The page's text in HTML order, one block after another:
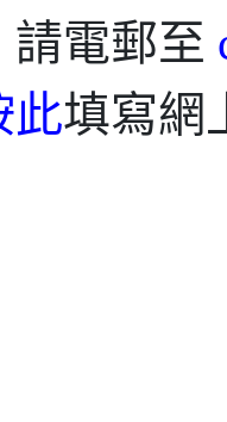
請電郵至
此填寫網